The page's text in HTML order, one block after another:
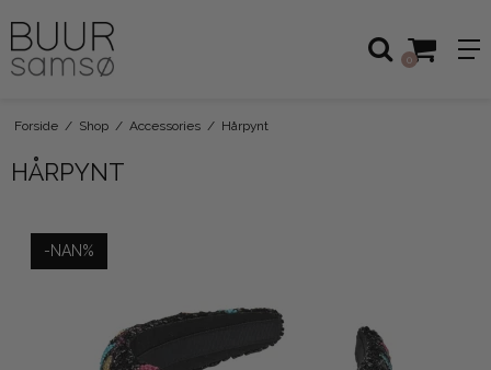
0
Forside / Shop / Accessories / Hårpynt
HÅRPYNT
-NAN%